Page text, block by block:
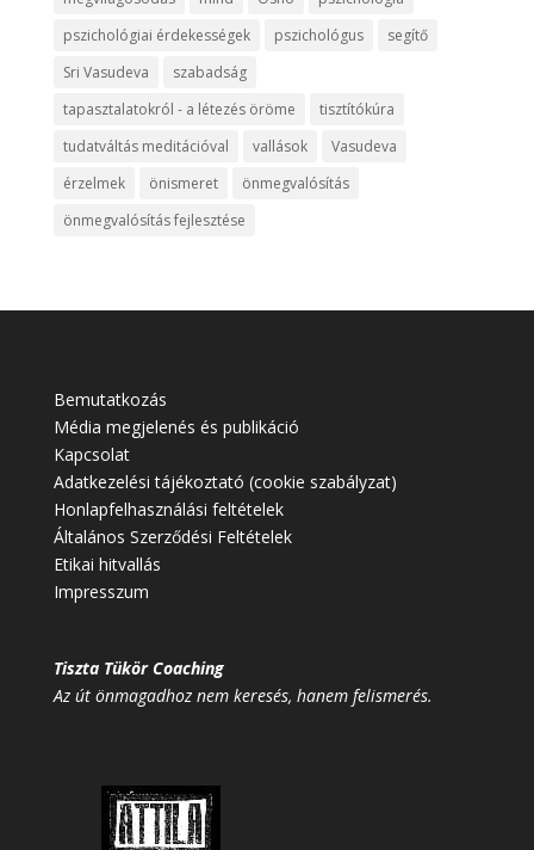
pszichológiai érdekességek
pszichológus
segítő
Sri Vasudeva
szabadság
tapasztalatokról - a létezés öröme
tisztítókúra
tudatváltás meditációval
vallások
Vasudeva
érzelmek
önismeret
önmegvalósítás
önmegvalósítás fejlesztése
Bemutatkozás
Média megjelenés és publikáció
Kapcsolat
Adatkezelési tájékoztató (cookie szabályzat)
Honlapfelhasználási feltételek
Általános Szerződési Feltételek
Etikai hitvallás
Impresszum
Tiszta Tükör Coaching
Az út önmagadhoz nem keresés, hanem felismerés.